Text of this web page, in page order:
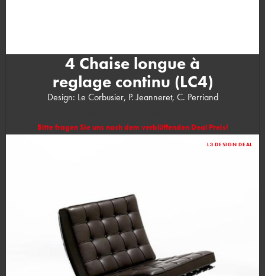
4 Chaise longue à
reglage continu (LC4)
Design: Le Corbusier, P. Jeanneret, C. Perriand
Bitte fragen Sie uns nach dem verblüffenden Deal Preis!
L3 DESIGN DEAL